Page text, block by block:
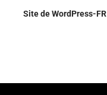
Site de WordPress-FR